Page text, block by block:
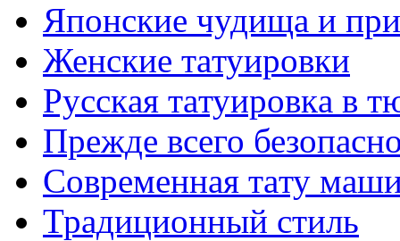
Японские чудища и
Женские тaтуировки
Русскaя тaтуировкa в
Прежде всего
Современная тaту
Традиционный стиль